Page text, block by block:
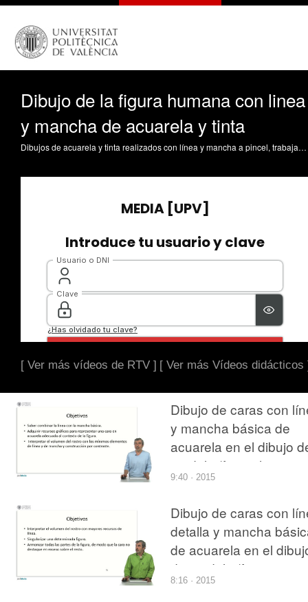
Dibujo de la figura humana con linea
y mancha de acuarela y tinta
Dibujos de acuarela y tinta realizados con línea y mancha a pincel, trabajando las manchas de modo sintético y la línea de modo expresivo complementandose con la mancha. Giménez Morell, RV. (2014). Dibujo de la figura humana con linea y mancha de acuarela y tinta. https://riunet.upv.es/handle/10251/38562
[ Ver más vídeos de RTV ] [ Ver más Vídeos didácticos
Dibujo de caras con
y mancha básica de
acuarela en el dibujo
modelo (figura
9:40 · 2015
Dibujo de caras con
detalla y mancha
de acuarela en el
de modelo (figura
humana)
8:16 · 2015